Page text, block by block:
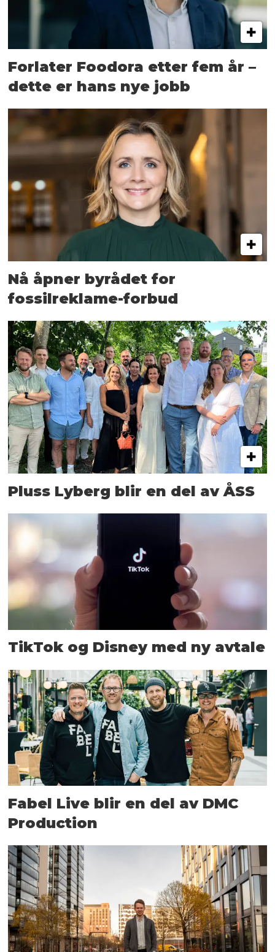
Forlater Foodora etter fem år –
dette er hans nye jobb
Nå åpner byrådet for
fossilreklame-forbud
Pluss Lyberg blir en del av ÅSS
TikTok og Disney med ny avtale
Fabel Live blir en del av DMC
Production